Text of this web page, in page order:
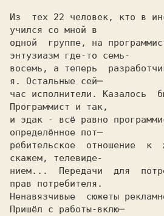
Из  тех 22 человек, кто в
одной  группе, на
энтузиазм где-то семь-
восемь, а теперь
я. Остальные сей─
час исполнители. Казалось
Программист и так,
и эдак - всё равно
определённое пот─
ребительское  отношение  к
скажем, телевиде-
нием...  Передачи  для
прав потребителя.
Ненавязчивые  сюжеты
Пришёл с работы-вклю─